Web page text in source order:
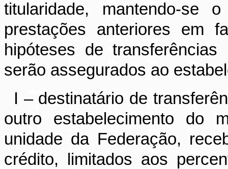
titularidade, mantendo-se
prestações anteriores em
hipóteses de
serão assegurados ao
I – destinatário de
outro estabelecimento do
unidade da Federação,
crédito, limitados aos